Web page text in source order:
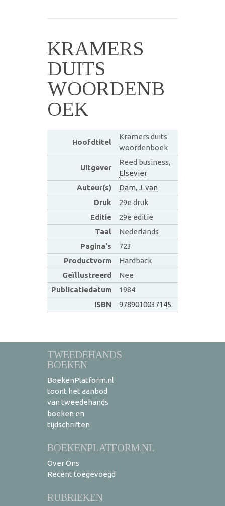
KRAMERS
DUITS
WOORDENB
OEK
Hoofdtitel
Kramers duits
woordenboek
Uitgever
Reed business,
Elsevier
Auteur(s)
Dam, J. van
Druk
29e druk
Editie
29e editie
Taal
Nederlands
Pagina's
723
Productvorm
Hardback
Geïllustreerd
Nee
Publicatiedatum
1984
ISBN
9789010037145
TWEEDEHANDS
BOEKEN
BoekenPlatform.nl
toont het aanbod
van tweedehands
boeken en
tijdschriften
BOEKENPLATFORM.NL
Over Ons
Recent toegevoegd
RUBRIEKEN